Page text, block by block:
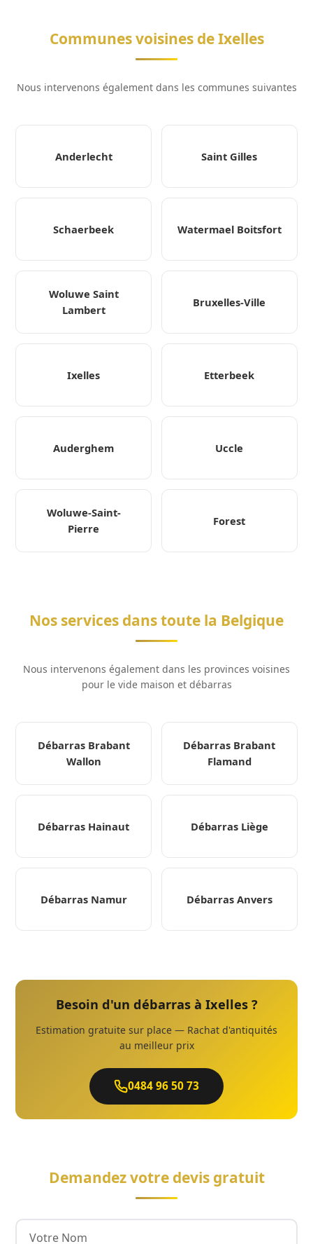
Communes voisines de Ixelles
Nous intervenons également dans les communes suivantes
Anderlecht Saint Gilles
Schaerbeek Watermael Boitsfort
Woluwe Saint
Lambert
Bruxelles-Ville
Ixelles Etterbeek
Auderghem Uccle
Woluwe-Saint-
Pierre
Forest
Nos services dans toute la Belgique
Nous intervenons également dans les provinces voisines
pour le vide maison et débarras
Débarras Brabant
Wallon
Débarras Brabant
Flamand
Débarras Hainaut Débarras Liège
Débarras Namur Débarras Anvers
Besoin d'un débarras à Ixelles ?
Estimation gratuite sur place — Rachat d'antiquités
au meilleur prix
0484 96 50 73
Demandez votre devis gratuit